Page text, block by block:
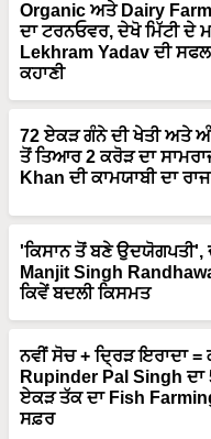
Organic ਅਤੇ Dairy
ਦਾ ਟਰਨਓਵਰ, ਦੇਖੋ ਮਿੱਟੀ ਦੇ
Lekhram Yadav ਦੀ
ਕਹਾਣੀ
72 ਏਕੜ ਗੰਨੇ ਦੀ ਖੇਤੀ ਅਤੇ
ਤੋਂ ਤਿਆਰ 2 ਕਰੋੜ ਦਾ
Khan ਦੀ ਕਾਮਯਾਬੀ ਦਾ ਰਾਜ
'ਕਿਸਾਨ ਤੋਂ ਬਣੇ
Manjit Singh
ਕਿਵੇਂ ਬਦਲੀ ਕਿਸਮਤ
ਨਵੀਂ ਸੋਚ + ਦ੍ਰਿੜ ਇਰਾਦਾ =
Rupinder Pal Singh
ਏਕੜ ਤੱਕ ਦਾ Fish
ਸਫ਼ਰ